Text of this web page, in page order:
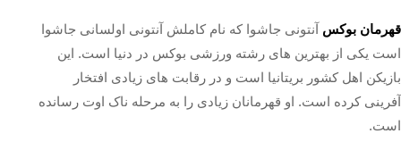
قهرمان بوکس آنتونی جاشوا که نام کاملش آنتونی اولسانی جاشوا
است یکی از بهترین های رشته ورزشی بوکس در دنیا است. این
بازیکن اهل کشور بریتانیا است و در رقابت های زیادی افتخار
آفرینی کرده است. او قهرمانان زیادی را به مرحله ناک اوت رسانده
است.